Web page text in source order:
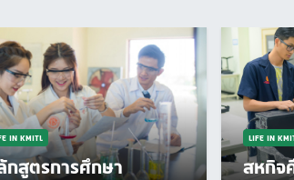
IN KMITL
กสูตรการศึกษา
LIFE IN
สหกิจ